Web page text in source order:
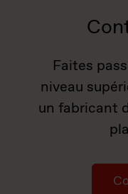
Faites
niveau
un fabricant